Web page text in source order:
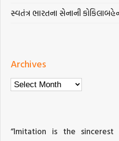
સ્વતંત્ર ભારતના સેનાની
Archives
Archives
“Imitation is the